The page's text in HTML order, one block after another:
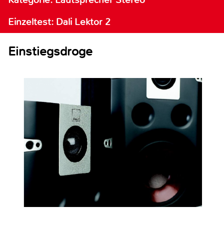
Einzeltest: Dali Lektor 2
Einstiegsdroge